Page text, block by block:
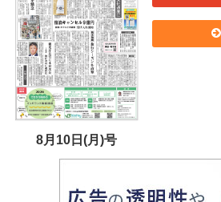
8月10日(月)号